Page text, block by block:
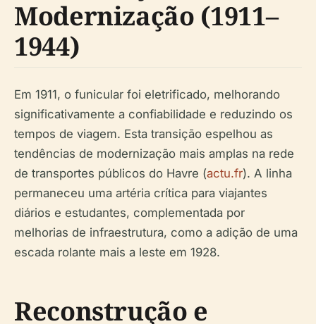
Modernização (1911–
1944)
Em 1911, o funicular foi eletrificado, melhorando
significativamente a confiabilidade e reduzindo os
tempos de viagem. Esta transição espelhou as
tendências de modernização mais amplas na rede
de transportes públicos do Havre (actu.fr). A linha
permaneceu uma artéria crítica para viajantes
diários e estudantes, complementada por
melhorias de infraestrutura, como a adição de uma
escada rolante mais a leste em 1928.
Reconstrução e